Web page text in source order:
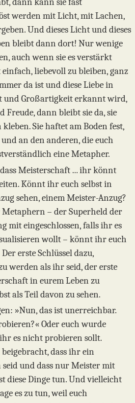
werden mit Licht, mit Lachen,
Und dieses Licht und dieses
bleibt dann dort! Nur wenige
auch wenn sie es verstärkt
einfach, liebevoll zu bleiben, ganz
da ist und diese Liebe in
und Großartigkeit erkannt wird,
dann bleibt sie da, sie
Sie haftet am Boden fest,
an den anderen, die euch
eine Metapher.
Meisterschaft ... ihr könnt
Könnt ihr euch selbst in
sehen, einem Meister-Anzug?
– der Superheld der
mit eingeschlossen, falls ihr es
wollt – könnt ihr euch
erste Schlüssel dazu,
werden als ihr seid, der erste
in eurem Leben zu
als Teil davon zu sehen.
»Nun, das ist unerreichbar.
Oder euch wurde
es nicht probieren sollt.
dass ihr ein
und dass nur Meister mit
diese Dinge tun. Und vielleicht
es zu tun, weil euch